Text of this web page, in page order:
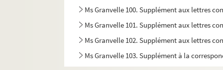
Ms Granvelle 100. Supplément aux lettres
Ms Granvelle 101. Supplément aux lettres
Ms Granvelle 102. Supplément aux lettres
Ms Granvelle 103. Supplément à la